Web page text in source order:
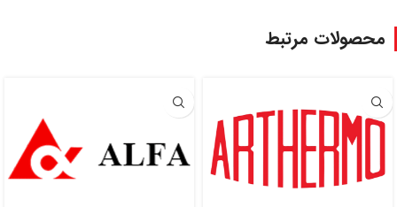
محصولات مرتبط